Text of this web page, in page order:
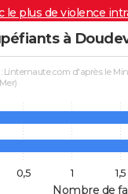
le plus de violence
à
Nombre de
Linternaute.com d'après le
0,5 1 1,5